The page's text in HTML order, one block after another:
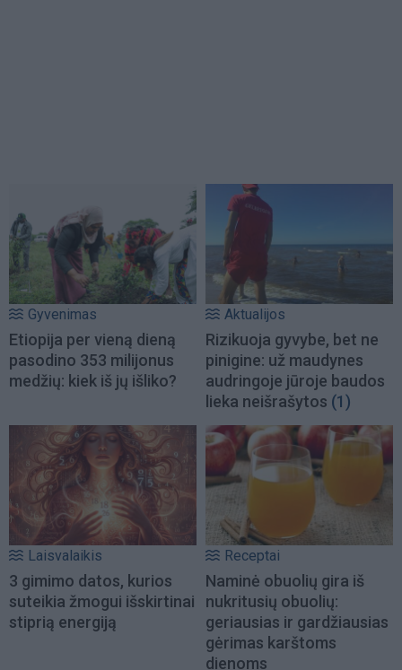
Gyvenimas
Etiopija per vieną dieną
pasodino 353 milijonus
medžių: kiek iš jų išliko?
Aktualijos
Rizikuoja gyvybe, bet ne
pinigine: už maudynes
audringoje jūroje baudos
lieka neišrašytos (1)
Laisvalaikis
3 gimimo datos, kurios
suteikia žmogui išskirtinai
stiprią energiją
Receptai
Naminė obuolių gira iš
nukritusių obuolių:
geriausias ir gardžiausias
gėrimas karštoms
dienoms